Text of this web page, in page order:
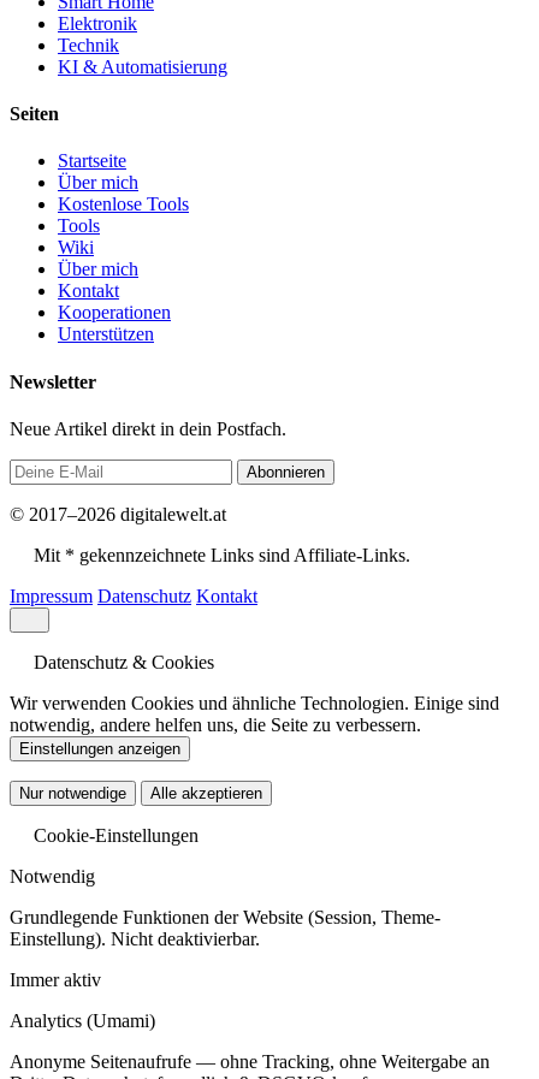
Elektronik
Technik
KI & Automatisierung
Seiten
Startseite
Über mich
Kostenlose Tools
Tools
Wiki
Über mich
Kontakt
Kooperationen
Unterstützen
Newsletter
Neue Artikel direkt in dein Postfach.
Abonnieren
© 2017–2026 digitalewelt.at
Mit * gekennzeichnete Links sind Affiliate-Links.
Impressum Datenschutz Kontakt
Datenschutz & Cookies
Wir verwenden Cookies und ähnliche Technologien. Einige sind
notwendig, andere helfen uns, die Seite zu verbessern.
Einstellungen anzeigen
Nur notwendige Alle akzeptieren
Cookie-Einstellungen
Notwendig
Grundlegende Funktionen der Website (Session, Theme-
Einstellung). Nicht deaktivierbar.
Immer aktiv
Analytics (Umami)
Anonyme Seitenaufrufe — ohne Tracking, ohne Weitergabe an